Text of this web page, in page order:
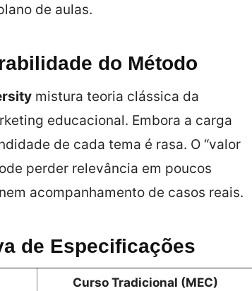
de aulas.
do Método
mistura teoria clássica da
educacional. Embora a carga
de cada tema é rasa. O “valor
perder relevância em poucos
acompanhamento de casos reais.
de Especificações
Curso Tradicional (MEC)